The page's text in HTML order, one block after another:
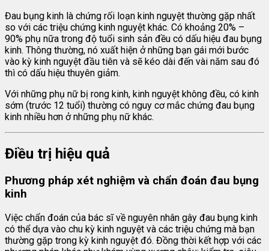
Đau bụng kinh là chứng rối loạn kinh nguyệt thường gặp nhất
so với các triệu chứng kinh nguyệt khác. Có khoảng 20% –
90% phụ nữa trong độ tuổi sinh sản đều có dấu hiệu đau bụng
kinh. Thông thường, nó xuất hiện ở những bạn gái mới bước
vào kỳ kinh nguyệt đầu tiên và sẽ kéo dài đến vài năm sau đó
thì có dấu hiệu thuyên giảm.
Với những phụ nữ bị rong kinh, kinh nguyệt không đều, có kinh
sớm (trước 12 tuổi) thường có nguy cơ mắc chứng đau bụng
kinh nhiều hơn ở những phụ nữ khác.
Điều trị hiệu quả
Phương pháp xét nghiệm và chẩn đoán đau bụng
kinh
Việc chẩn đoán của bác sĩ về nguyên nhân gây đau bụng kinh
có thể dựa vào chu kỳ kinh nguyệt và các triệu chứng mà bạn
thường gặp trong kỳ kinh nguyệt đó. Đồng thời kết hợp với các